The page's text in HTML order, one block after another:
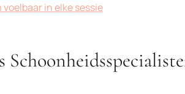
in elke sessie